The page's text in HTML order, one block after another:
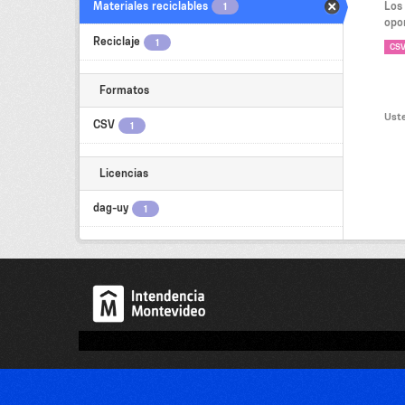
Materiales reciclables 1
Reciclaje 1
Formatos
CSV 1
Licencias
dag-uy 1
CSV